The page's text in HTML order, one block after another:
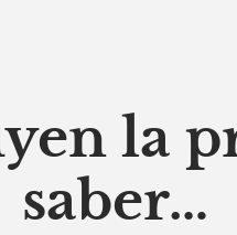
la
saber…